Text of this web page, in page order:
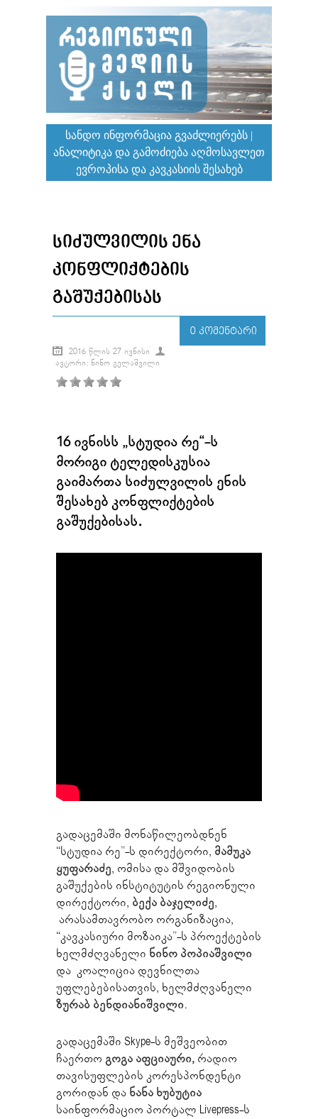
ᲡᲐᲜᲓᲝ ᲘᲜᲤᲝᲠᲛᲐᲪᲘᲐ ᲒᲕᲐᲫᲚᲘᲔᲠᲔᲑᲡ |
ᲐᲜᲐᲚᲘᲢᲘᲙᲐ ᲓᲐ ᲒᲐᲛᲝᲫᲘᲔᲑᲐ ᲐᲦᲛᲝᲡᲐᲕᲚᲔᲗ
ᲔᲕᲠᲝᲞᲘᲡᲐ ᲓᲐ ᲙᲐᲕᲙᲐᲡᲘᲘᲡ ᲨᲔᲡᲐᲮᲔᲑ
ᲡᲘᲫᲣᲚᲕᲘᲚᲘᲡ ᲔᲜᲐ
ᲙᲝᲜᲤᲚᲘᲥᲢᲔᲑᲘᲡ
ᲒᲐᲨᲣᲥᲔᲑᲘᲡᲐᲡ
0 ᲙᲝᲛᲔᲜᲢᲐᲠᲘ
2016 ᲬᲚᲘᲡ 27 ᲘᲕᲜᲘᲡᲘ
ᲐᲕᲢᲝᲠᲘ: ᲜᲘᲜᲝ ᲒᲔᲚᲐᲨᲕᲘᲚᲘ
16 ივნისს „სტუდია რე“-ს
მორიგი ტელედისკუსია
გაიმართა სიძულვილის ენის
შესახებ კონფლიქტების
გაშუქებისას.
გადაცემაში მონაწილეობდნენ
“სტუდია რე”-ს დირექტორი, მამუკა
ყუფარაძე, ომისა და მშვიდობის
გაშუქების ინსტიტუტის რეგიონული
დირექტორი, ბექა ბაჯელიძე,
არასამთავრობო ორგანიზაცია,
“კავკასიური მოზაიკა”-ს პროექტების
ხელმძღვანელი ნინო პოპიაშვილი
და კოალიცია დევნილთა
უფლებებისათვის, ხელმძღვანელი
ზურაბ ბენდიანიშვილი.
გადაცემაში Skype-ს მეშვეობით
ჩაერთო გოგა აფციაური, რადიო
თავისუფლების კორესპონდენტი
გორიდან და ნანა ხუბუტია
საინფორმაციო პორტალ Livepress-ს